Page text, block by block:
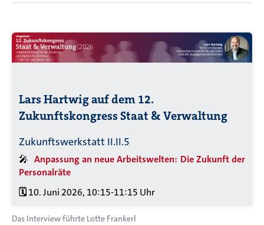
Lars Hartwig auf dem 12.
Zukunftskongress Staat & Verwaltung
Zukunftswerkstatt II.II.5
🎤 Anpassung an neue Arbeitswelten: Die Zukunft der
Personalräte
🗓️10. Juni 2026, 10:15-11:15 Uhr
Das Interview führte Lotte Frankerl